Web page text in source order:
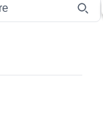
par titre
les éléments